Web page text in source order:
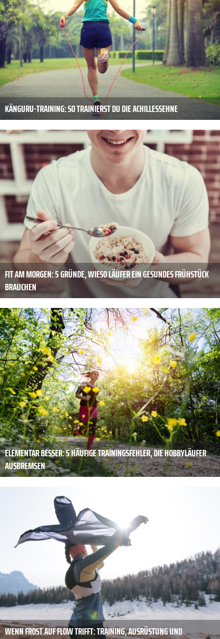
KÄNGURU-TRAINING: SO TRAINIERST DU DIE ACHILLESSEHNE
FIT AM MORGEN: 5 GRÜNDE, WIESO LÄUFER EIN GESUNDES FRÜHSTÜCK
BRAUCHEN
ELEMENTAR BESSER: 5 HÄUFIGE TRAININGSFEHLER, DIE HOBBYLÄUFER
AUSBREMSEN
WENN FROST AUF FLOW TRIFFT: TRAINING, AUSRÜSTUNG UND